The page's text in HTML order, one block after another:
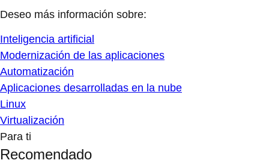
Deseo más información sobre:
Inteligencia artificial
Modernización de las aplicaciones
Automatización
Aplicaciones desarrolladas en la nube
Linux
Virtualización
Para ti
Recomendado